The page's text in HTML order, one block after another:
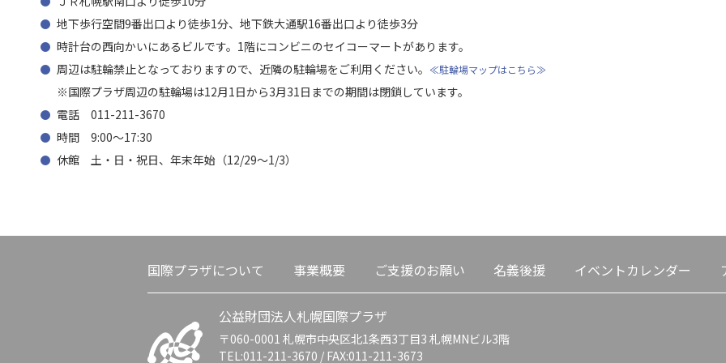
地下歩行空間9番出口より徒歩1分、地下鉄大通駅16番出口より徒歩3分
時計台の西向かいにあるビルです。1階にコンビニのセイコーマートがあります。
周辺は駐輪禁止となっておりますので、近隣の駐輪場をご利用ください。 ≪駐輪場マップはこちら≫
※国際プラザ周辺の駐輪場は12月1日から3月31日までの期間は閉鎖しています。
電話 011-211-3670
時間 9:00～17:30
休館 土・日・祝日、年末年始（12/29～1/3）
国際プラザについて 事業概要 ご支援のお願い 名義後援 イベントカレンダー
公益財団法人札幌国際プラザ
〒060-0001 札幌市中央区北1条西3丁目3 札幌MNビル3階
TEL:011-211-3670 / FAX:011-211-3673